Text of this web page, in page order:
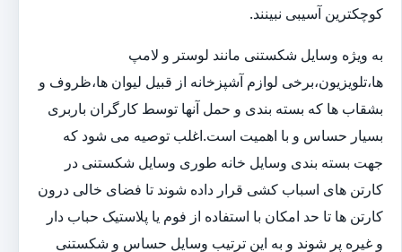
کوچکترین آسیبی نبینند.
به ویژه وسایل شکستنی مانند لوستر و لامپ
ها،تلویزیون،برخی لوازم آشپزخانه از قبیل لیوان ها،ظروف و
بشقاب ها که بسته بندی و حمل آنها توسط کارگران باربری
بسیار حساس و با اهمیت است.اغلب توصیه می شود که
جهت بسته بندی وسایل خانه طوری وسایل شکستنی در
کارتن های اسباب کشی قرار داده شوند تا فضای خالی درون
کارتن ها تا حد امکان با استفاده از فوم یا پلاستیک حباب دار
و غیره پر شوند و به این ترتیب وسایل حساس و شکستنی